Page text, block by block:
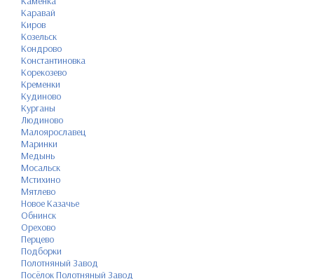
Каравай
Киров
Козельск
Кондрово
Константиновка
Корекозево
Кременки
Кудиново
Курганы
Людиново
Малоярославец
Маринки
Медынь
Мосальск
Мстихино
Мятлево
Новое Казачье
Обнинск
Орехово
Перцево
Подборки
Полотняный Завод
Посёлок Полотняный Завод